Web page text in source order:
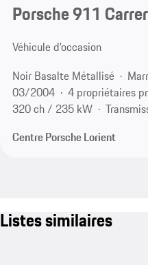
Porsche 911
Véhicule d'occasion
Noir Basalte Métallisé
03/2004
4 propriétaires
320 ch / 235 kW
Centre Porsche Lorient
Listes similaires